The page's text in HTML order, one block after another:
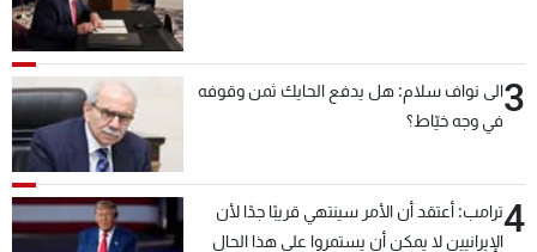
3الى نواف سلام: هل يدفع الحايك ثمن وقوفه
في وجه خيّاط؟
4ترامب: أعتقد أن الأمر سينتهي قريبًا جدًا لأن
الإيرانيين لا يمكن أن يستمروا على هذا الحال